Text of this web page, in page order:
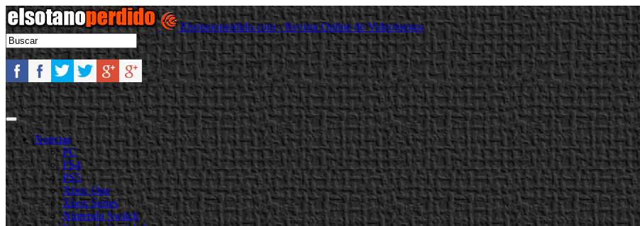
Elsotanoperdido.com - Revista Online de Videojuegos
Noticias
PC
PS4
PS5
Xbox One
Xbox Series
Nintendo Switch